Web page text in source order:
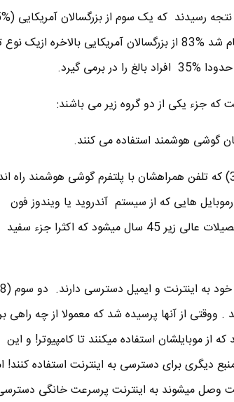
دارای گوشی هوشمند هستند. در بررسی که در ماه می انجام شد %83 از بزرگسالان آمریکایی بالاخره
که جزء یکی از دو گروه زیر می باشند:
دو نفر ازهر پنج نفر از صاحبان تلفن همراه هوشمند (%39) که تلفن همراهشان با پلتفرم گوشی هوشمند
هایی که از سیستم آندروید یا ویندوز فون
اسنفاده می کنند) که شامل افرادی با وضعیت مالی و تحصیلات عالی زیر 45 سال میشود که اکثرا جزء سفید
ووقتی از آنها پرسیده شد که معمولا از چه راهی
، %25 از آنان اعلام کردند که از موبایلشان استفاده میکنند تا کامپیوتر! و این
دیگری برای دسترسی به اینترنت استفاده کنند!
وصل میشوند به اینترنت پرسرعت خانگی